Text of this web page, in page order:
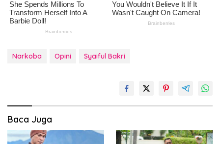
Narkoba Opini Syaiful Bakri
Baca Juga